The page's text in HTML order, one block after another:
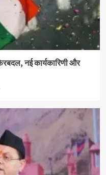
नई कार्यकारिणी और